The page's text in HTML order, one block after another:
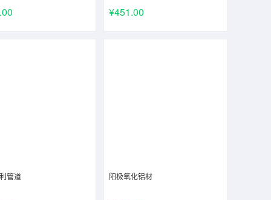
¥451.00
管道 阳极氧化铝材